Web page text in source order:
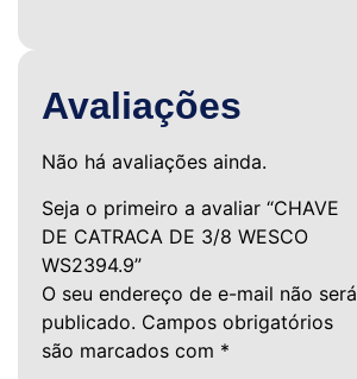
Avaliações
Não há avaliações ainda.
Seja o primeiro a avaliar “CHAVE
DE CATRACA DE 3/8 WESCO
WS2394.9”
O seu endereço de e-mail não será
publicado. Campos obrigatórios
são marcados com *